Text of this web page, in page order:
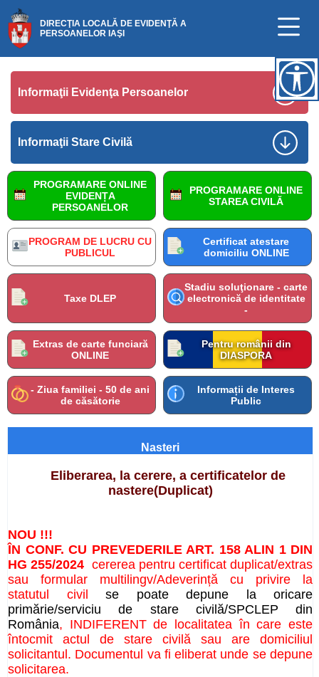
DIRECŢIA LOCALĂ DE EVIDENŢĂ A
PERSOANELOR IAŞI
Informaţii Evidenţa Persoanelor
Informaţii Stare Civilă
PROGRAM DE LUCRU CU
PUBLICUL
PROGRAMARE ONLINE
EVIDENȚA
PERSOANELOR
PROGRAMARE ONLINE
STAREA CIVILĂ
Certificat atestare
domiciliu ONLINE
Taxe DLEP
Stadiu soluţionare - carte
electronică de identitate
-
Extras de carte funciară
ONLINE
Pentru românii din
DIASPORA
- Ziua familiei - 50 de ani
de căsătorie
Informații de Interes
Public
Nasteri
Eliberarea, la cerere, a certificatelor de
nastere(Duplicat)
NOU !!!
ÎN CONF. CU PREVEDERILE ART. 158 ALIN 1 DIN
HG 255/2024 cererea pentru certificat duplicat/extras
sau formular multilingv/Adeverință cu privire la
statutul civil se poate depune la oricare
primărie/serviciu de stare civilă/SPCLEP din
România, INDIFERENT de localitatea în care este
întocmit actul de stare civilă sau are domiciliul
solicitantul. Documentul va fi eliberat unde se depune
solicitarea.